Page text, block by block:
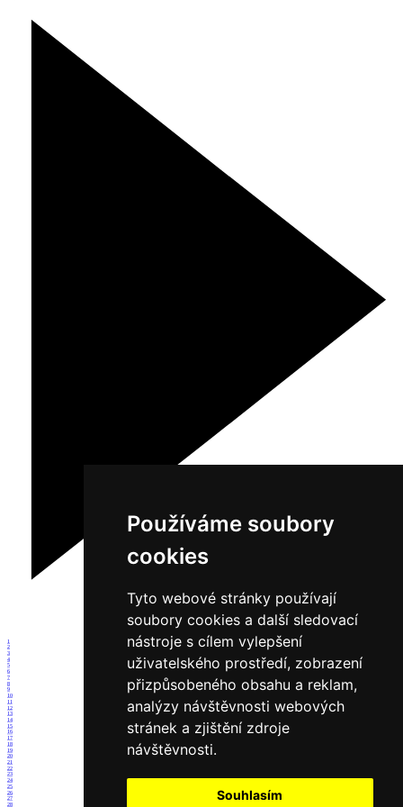
Používáme soubory
cookies
Tyto webové stránky používají
soubory cookies a další sledovací
nástroje s cílem vylepšení
uživatelského prostředí, zobrazení
přizpůsobeného obsahu a reklam,
analýzy návštěvnosti webových
stránek a zjištění zdroje
návštěvnosti.
Souhlasím
1
2
3
4
5
6
7
8
9
10
11
12
13
14
15
16
17
18
19
20
21
22
23
24
25
26
27
28